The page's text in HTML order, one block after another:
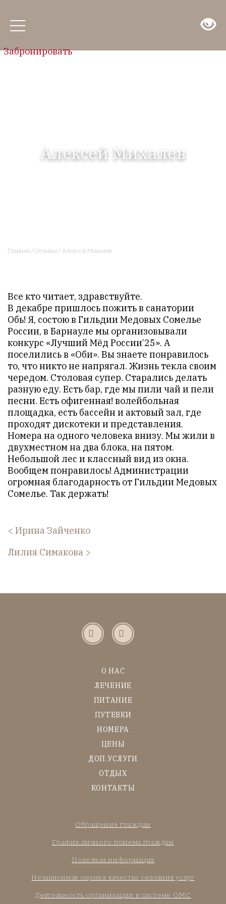
Забронировать
Алексей Михалев
Главная /Отзывы / Алексей Михалев
​​​​​​​Все кто читает, здравствуйте.
​​​​​​​В декабре пришлось пожить в санатории
Обь! Я, состою в Гильдии Медовых Сомелье
России, в Барнауле мы организовывали
конкурс «Лучший Мёд России’25». А
поселились в «Оби». Вы знаете понравилось
то, что никто не напрягал. Жизнь текла своим
чередом. Столовая супер. Старались делать
разную еду. Есть бар, где мы пили чай и пели
песни. Есть офигенная! волейбольная
площадка, есть бассейн и актовый зал, где
проходят дискотеки и представления.
Номера на одного человека внизу. Мы жили в
двухместном на два блока, на пятом.
Небольшой лес и классный вид из окна.
Вообщем понравилось! Администрации
огромная благодарность от Гильдии Медовых
Сомелье. Так держать!
Ирина Зайченко
Лилия Симакова
О НАС
ЛЕЧЕНИЕ
ПИТАНИЕ
ПУТЕВКИ
НОМЕРА
ЦЕНЫ
ДОП.УСЛУГИ
ОТДЫХ
КОНТАКТЫ
Обращение граждан
График личного приема граждан
Полезная информация
Независимая оценка качества оказания услуг
Деятельность организации в системе ОМС